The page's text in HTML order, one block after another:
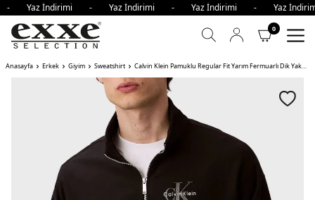
- Yaz İndirimi - Yaz İndirimi - Yaz İndirimi - Yaz
0
Anasayfa Erkek Giyim Sweatshirt Calvin Klein Pamuklu Regular Fit Yarım Fermuarlı Dik Yaka Erkek Sweat